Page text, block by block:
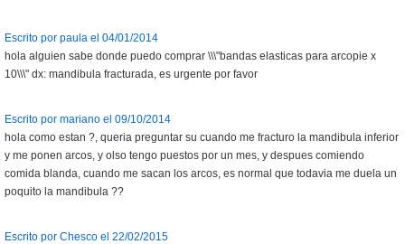
Escrito por paula el 04/01/2014
hola alguien sabe donde puedo comprar \\\"bandas elasticas para arcopie x
10\\\" dx: mandibula fracturada, es urgente por favor
Escrito por mariano el 09/10/2014
hola como estan ?, queria preguntar su cuando me fracturo la mandibula inferior
y me ponen arcos, y olso tengo puestos por un mes, y despues comiendo
comida blanda, cuando me sacan los arcos, es normal que todavia me duela un
poquito la mandibula ??
Escrito por Chesco el 22/02/2015